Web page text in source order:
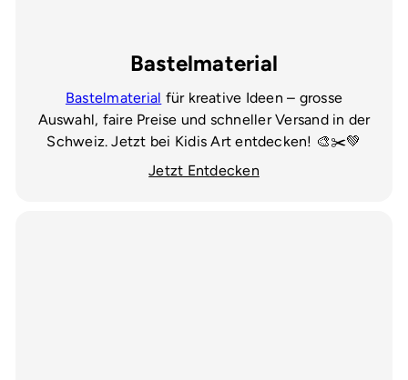
Bastelmaterial
Bastelmaterial für kreative Ideen – grosse
Auswahl, faire Preise und schneller Versand in der
Schweiz. Jetzt bei Kidis Art entdecken! 🎨✂️💚
Jetzt Entdecken